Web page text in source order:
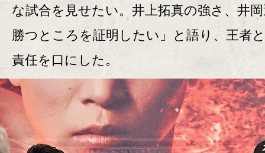
な試合を見せたい。井上拓真の強さ、井
勝つところを証明したい」と語り、王者
責任を口にした。